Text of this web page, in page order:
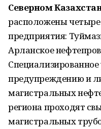
Северном
расположены
предприятия:
Арланское
предупреждению и
магистральных
региона проходят
магистральных